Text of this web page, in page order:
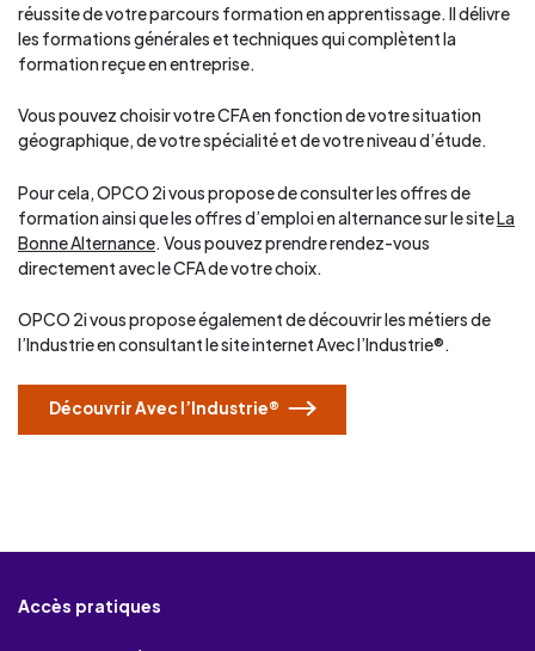
réussite de votre parcours formation en apprentissage. Il délivre
les formations générales et techniques qui complètent la
formation reçue en entreprise.
Vous pouvez choisir votre CFA en fonction de votre situation
géographique, de votre spécialité et de votre niveau d’étude.
Pour cela, OPCO 2i vous propose de consulter les offres de
formation ainsi que les offres d’emploi en alternance sur le siteLa
Bonne Alternance. Vous pouvez prendre rendez-vous
directement avec le CFA de votre choix.
OPCO 2i vous propose également de découvrir les métiers de
l’Industrie en consultant le site internet Avec l’Industrie®.
Découvrir Avec l’Industrie®
Accès pratiques